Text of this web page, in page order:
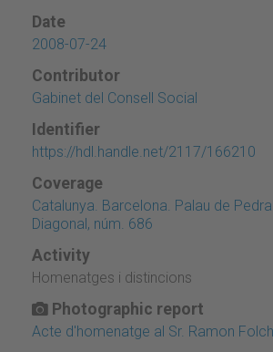
Date
2008-07-24
Contributor
Gabinet del Consell Social
Identifier
https://hdl.handle.net/2117/166210
Coverage
Catalunya. Barcelona. Palau de
Diagonal, núm. 686
Activity
Homenatges i distincions
Photographic report
Acte d'homenatge al Sr. Ramon